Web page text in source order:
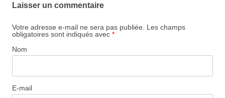
Laisser un commentaire
Votre adresse e-mail ne sera pas publiée.
Les champs
obligatoires sont indiqués avec *
Nom
E-mail